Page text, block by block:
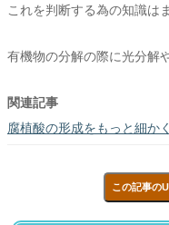
これを判断する為の知識は
有機物の分解の際に光分解
関連記事
腐植酸の形成をもっと細か
この記事の